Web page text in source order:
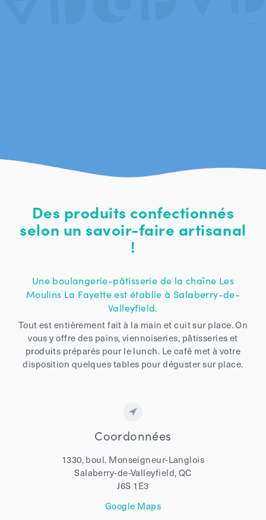
Des produits confectionnés
selon un savoir-faire artisanal
!
Une boulangerie-pâtisserie de la chaîne Les
Moulins La Fayette est établie à Salaberry-de-
Valleyfield.
Tout est entièrement fait à la main et cuit sur place. On
vous y offre des pains, viennoiseries, pâtisseries et
produits préparés pour le lunch. Le café met à votre
disposition quelques tables pour déguster sur place.
Coordonnées
1330, boul. Monseigneur-Langlois
Salaberry-de-Valleyfield, QC
J6S 1E3
Google Maps